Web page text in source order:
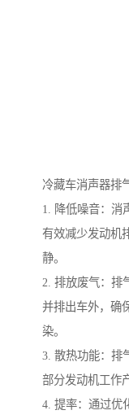
冷藏车消声器排
1. 降低噪音：消
有效减少发动机
静。
2. 排放废气：排
并排出车外，确
染。
3. 散热功能：排
部分发动机工作
4. 提率：通过优